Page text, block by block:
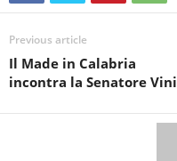
Previous article
Il Made in Calabria
incontra la Senatore Vini